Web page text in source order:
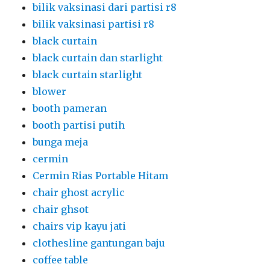
bilik vaksinasi dari partisi r8
bilik vaksinasi partisi r8
black curtain
black curtain dan starlight
black curtain starlight
blower
booth pameran
booth partisi putih
bunga meja
cermin
Cermin Rias Portable Hitam
chair ghost acrylic
chair ghsot
chairs vip kayu jati
clothesline gantungan baju
coffee table